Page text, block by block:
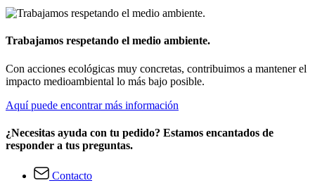
Trabajamos respetando el medio ambiente.
Con acciones ecológicas muy concretas, contribuimos a mantener el
impacto medioambiental lo más bajo posible.
Aquí puede encontrar más información
¿Necesitas ayuda con tu pedido? Estamos encantados de
responder a tus preguntas.
Contacto